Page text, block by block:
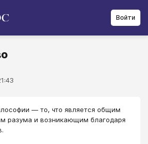
Войти
— то, что является общим
разума и возникающим благодаря